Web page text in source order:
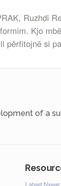
Ruzhdi
Kjo
si
of a